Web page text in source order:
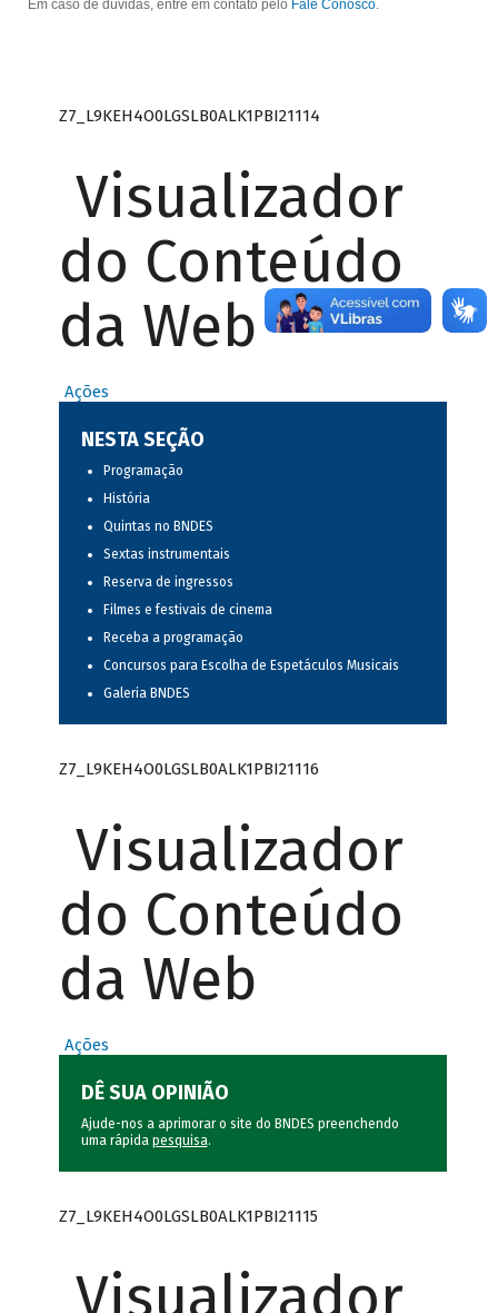
Em caso de dúvidas, entre em contato pelo Fale Conosco.
Z7_L9KEH4O0LGSLB0ALK1PBI21114
Visualizador
do Conteúdo
da Web
Ações
NESTA SEÇÃO
Programação
História
Quintas no BNDES
Sextas instrumentais
Reserva de ingressos
Filmes e festivais de cinema
Receba a programação
Concursos para Escolha de Espetáculos Musicais
Galeria BNDES
Z7_L9KEH4O0LGSLB0ALK1PBI21116
Visualizador
do Conteúdo
da Web
Ações
DÊ SUA OPINIÃO
Ajude-nos a aprimorar o site do BNDES preenchendo
uma rápida pesquisa.
Z7_L9KEH4O0LGSLB0ALK1PBI21115
Visualizador